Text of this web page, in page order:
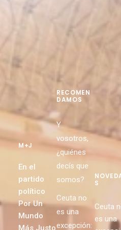
M+J
En el
partido
político
RECOMEN
DAMOS
Y
vosotros,
decís que
somos?
S